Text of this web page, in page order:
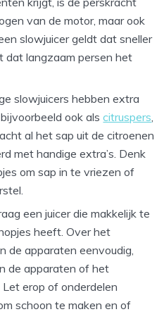
van de motor, maar ook
slowjuicer geldt dat sneller
dat langzaam persen het
slowjuicers hebben extra
ook alscitruspers
al het sap uit de citroenen
met handige extra’s. Denk
om sap in te vriezen of
een juicer die makkelijk te
heeft. Over het
de apparaten eenvoudig,
de apparaten of het
erop of onderdelen
schoon te maken en of